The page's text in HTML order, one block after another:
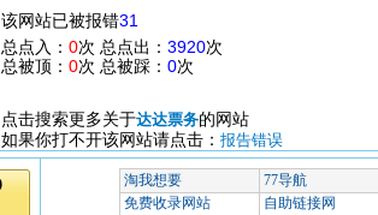
该网站已被报错31
总点入： 0次 总点出： 3920次
总被顶： 0次 总被踩： 0次
点击搜索更多关于达达票务的网站
如果你打不开该网站请点击： 报告错误